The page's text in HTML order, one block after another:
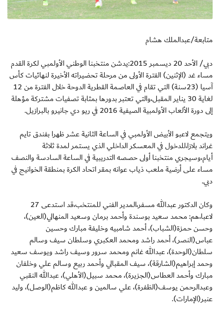
متابعة/عبدالملك هشام
دبي/ الأحد 20 ديسمبر 2015:يدشن منتخبنا الوطني الأولمبي لكرة القدم
مساء غد (الإثنين) الفترة الأولى من مرحلة تحضيراته الأخيرة لنهائيات كأس
آسيا (23سنة) التي تقام في العاصمة القطرية الدوحة خلال الفترة من 12
لغاية 30 يناير المقبل،والتي تعتبر بدورها بمثابة تصفيات مشتركة مؤهلة
إلى دورة الألعاب الأولمبية الصيفية 2016 في ريو دي جانيرو بالبرازيل.
ويتجمع لاعبو الأبيض الأولمبي في الساعة الثانية عشر ظهرا بفندق تايم
غراند بلازا،للدخول في المعسكر الداخلي الذي يستمر لمدة ثلاثة
أيام،وسيجري منتخبنا أولى حصصه التدريبية في الساعة السادسة والنصف
مساء على أرضية ملعب ذياب عوانه بمقر اتحاد الكرة بمنطقة الخوانيج في
دبي.
وكان الدكتور عبدالله مسفر،المدير الفني للمنتخب،قد استدعى 27
لاعبا،هم: محمد سعيد بوسندة وأحمد برمان وسعيد المنهالي(العين)،
وحسن حمزة(الشباب)، أحمد شامبيه وخليفة مبارك وحسين
عباس(النصر)، أحمد راشد ومحمد العكبري وسلطان سيف وسالم
سلطان(الوحدة)، عبدالله غانم ومحمد سرور وسيف راشد ويوسف سعيد
وحمد إبراهيم(الشارقة)، سيف المقبالي وأحمد ربيع وسالم علي وخلفان
مبارك وأحمد العطاس(الجزيرة)، محمد سبيل(الأهلي)، عبدالله النقبي
وعبدالرحمن يوسف(الظفرة)، علي سالمين و عبدالله كاظم(الوصل)، وليد
عنبر(الإمارات).